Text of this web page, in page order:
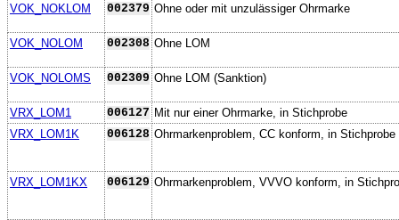
VOK_NOKLOM 002379 Ohne oder mit unzulässiger Ohrmarke
VOK_NOLOM 002308 Ohne LOM
VOK_NOLOMS 002309 Ohne LOM (Sanktion)
VRX_LOM1 006127 Mit nur einer Ohrmarke, in Stichprobe
VRX_LOM1K
006128 Ohrmarkenproblem, CC konform, in Stichprobe
VRX_LOM1KX 006129 Ohrmarkenproblem, VVVO konform, in